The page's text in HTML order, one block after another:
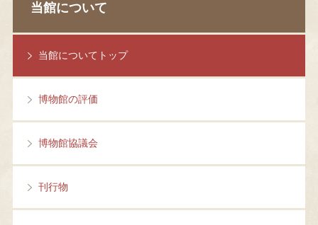
当館について
当館についてトップ
博物館の評価
博物館協議会
刊行物